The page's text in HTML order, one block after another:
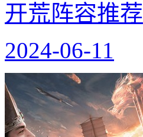
开荒阵容推荐
2024-06-11